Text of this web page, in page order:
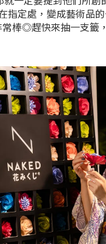
指定處，變成藝術品
常棒◎趕快來抽一支籤